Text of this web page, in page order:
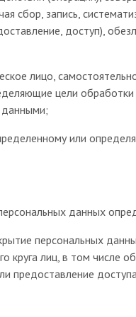
сбор, запись,
доступ),
лицо,
цели
или
данных
персональных
круга лиц, в том числе
предоставление